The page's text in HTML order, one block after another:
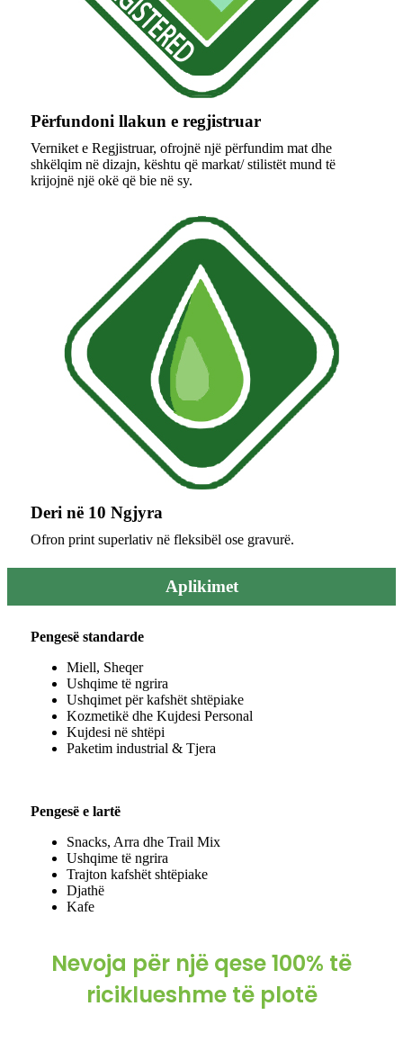
Përfundoni llakun e regjistruar
Verniket e Regjistruar, ofrojnë një përfundim mat dhe
shkëlqim në dizajn, kështu që markat/ stilistët mund të
krijojnë një okë që bie në sy.
Deri në 10 Ngjyra
Ofron print superlativ në fleksibël ose gravurë.
Aplikimet
Pengesë standarde
Miell, Sheqer
Ushqime të ngrira
Ushqimet për kafshët shtëpiake
Kozmetikë dhe Kujdesi Personal
Kujdesi në shtëpi
Paketim industrial & Tjera
Pengesë e lartë
Snacks, Arra dhe Trail Mix
Ushqime të ngrira
Trajton kafshët shtëpiake
Djathë
Kafe
Nevoja për një qese 100% të
riciklueshme të plotë